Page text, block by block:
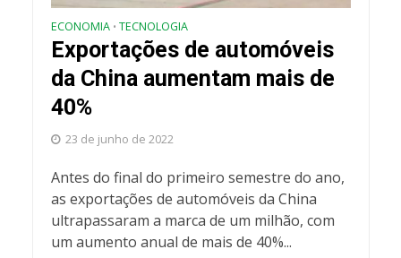
ECONOMIA • TECNOLOGIA
Exportações de automóveis
da China aumentam mais de
40%
23 de junho de 2022
Antes do final do primeiro semestre do ano,
as exportações de automóveis da China
ultrapassaram a marca de um milhão, com
um aumento anual de mais de 40%...